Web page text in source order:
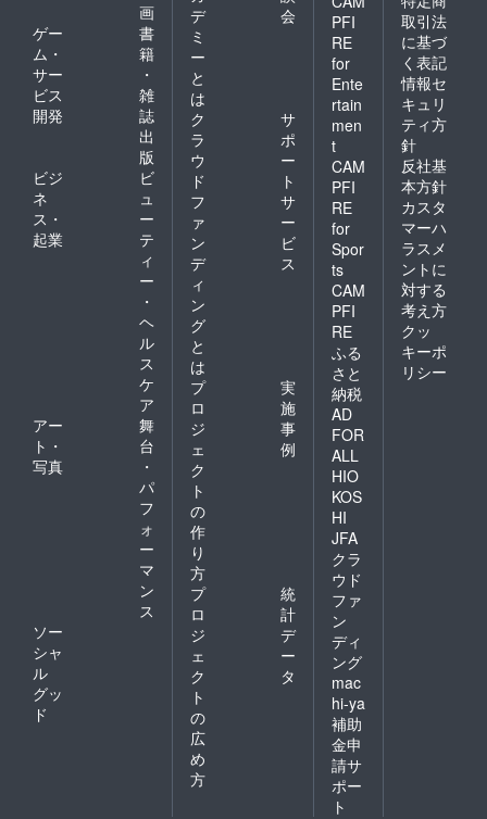
画
ゲー
ム・
サー
ビス
開発
書
籍
・
雑
誌
出
版
ビジ
ネ
ス・
起業
ビ
ュ
ー
テ
ィ
ー
・
ヘ
ル
ス
ケ
ア
アー
ト・
写真
舞
台
・
パ
フ
ォ
ー
マ
ン
ス
ソー
シャ
ル
グッ
ド
デ
ミ
ー
と
は
会
ク
ラ
ウ
ド
フ
ァ
ン
デ
ィ
ン
グ
と
は
サ
ポ
ー
ト
サ
ー
ビ
ス
プ
ロ
ジ
ェ
ク
ト
の
作
り
方
実
施
事
例
プ
ロ
ジ
ェ
ク
ト
の
広
め
方
統
計
デ
ー
タ
PFI
RE
for
Ente
rtain
men
t
CAM
PFI
RE
for
Spor
ts
CAM
PFI
RE
ふる
さと
納税
AD
FOR
ALL
HIO
KOS
HI
JFA
クラ
ウド
ファ
ン
ディ
ング
mac
hi-ya
補助
金申
請サ
ポー
ト
取引法
に基づ
く表記
情報セ
キュリ
ティ方
針
反社基
本方針
カスタ
マーハ
ラスメ
ントに
対する
考え方
クッ
キーポ
リシー